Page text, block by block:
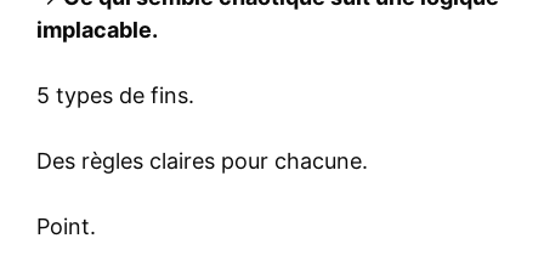
implacable.
5 types de fins.
Des règles claires pour chacune.
Point.